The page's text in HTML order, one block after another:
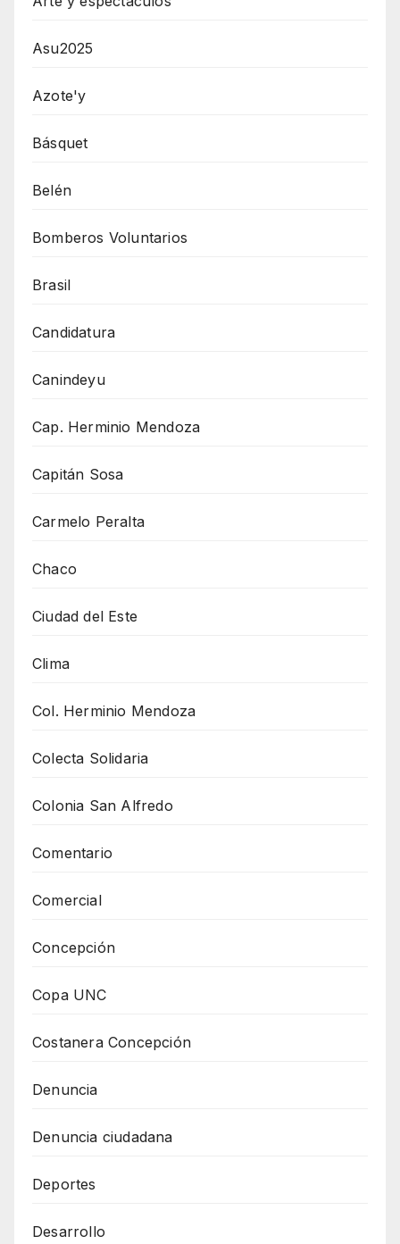
Asu2025
Azote'y
Básquet
Belén
Bomberos Voluntarios
Brasil
Candidatura
Canindeyu
Cap. Herminio Mendoza
Capitán Sosa
Carmelo Peralta
Chaco
Ciudad del Este
Clima
Col. Herminio Mendoza
Colecta Solidaria
Colonia San Alfredo
Comentario
Comercial
Concepción
Copa UNC
Costanera Concepción
Denuncia
Denuncia ciudadana
Deportes
Desarrollo